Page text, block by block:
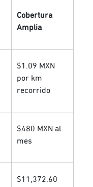
Cobertura
Amplia
$1.09 MXN
por km
recorrido
$480 MXN al
mes
$11,372.60